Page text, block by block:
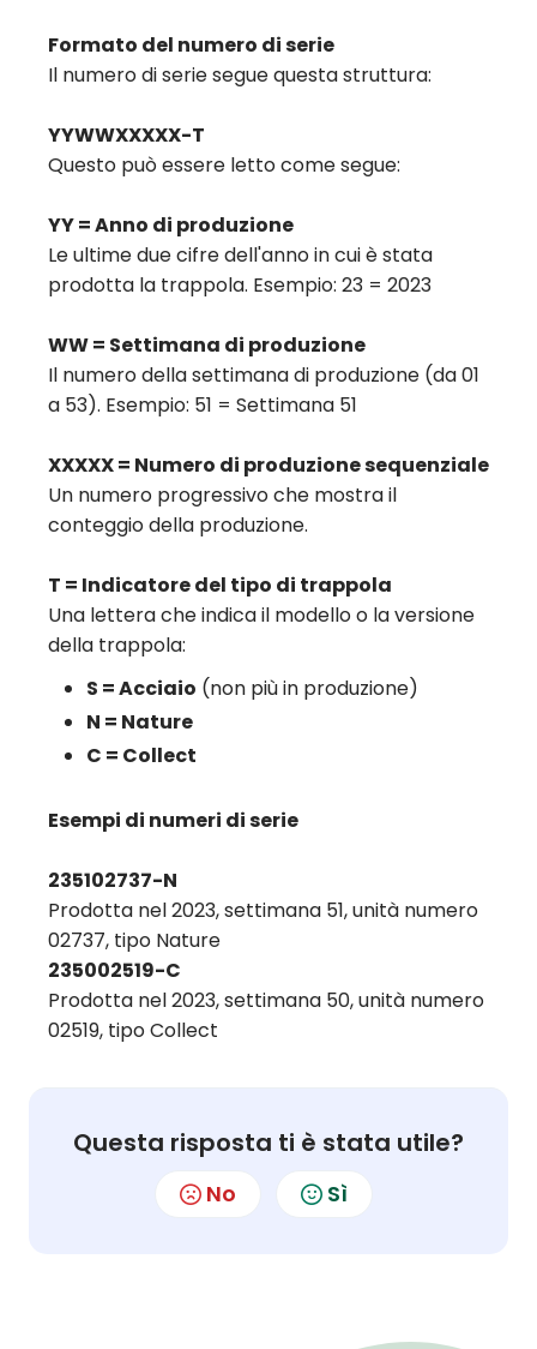
Formato del numero di serie
Il numero di serie segue questa struttura:
YYWWXXXXX-T
Questo può essere letto come segue:
YY = Anno di produzione
Le ultime due cifre dell'anno in cui è stata
prodotta la trappola. Esempio: 23 = 2023
WW = Settimana di produzione
Il numero della settimana di produzione (da 01
a 53). Esempio: 51 = Settimana 51
XXXXX = Numero di produzione sequenziale
Un numero progressivo che mostra il
conteggio della produzione.
T = Indicatore del tipo di trappola
Una lettera che indica il modello o la versione
della trappola:
S = Acciaio (non più in produzione)
N = Nature
C = Collect
Esempi di numeri di serie
235102737-N
Prodotta nel 2023, settimana 51, unità numero
02737, tipo Nature
235002519-C
Prodotta nel 2023, settimana 50, unità numero
02519, tipo Collect
Questa risposta ti è stata utile?
No Sì